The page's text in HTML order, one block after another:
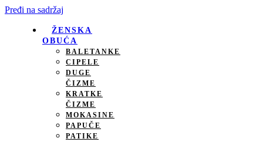
Pređi na sadržaj
ŽENSKA
OBUĆA
BALETANKE
CIPELE
DUGE
ČIZME
KRATKE
ČIZME
MOKASINE
PAPUČE
PATIKE